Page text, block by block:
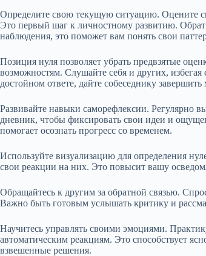
Определите свою текущую ситуацию. Оцените
Это первый шаг к личностному развитию.
наблюдения, это поможет вам понять свои
Позиция нуля позволяет убрать предвзятые
возможностям. Слушайте себя и других,
достойном ответе, дайте собеседнику завершить
Развивайте навыки саморефлексии. Регулярно
дневник, чтобы фиксировать свои идеи и
помогает осознать прогресс со временем.
Используйте визуализацию для определения
свои реакции на них. Это повысит вашу
Обращайтесь к другим за обратной связью.
Важно быть готовым услышать критику и
Научитесь управлять своими эмоциями.
автоматическим реакциям. Это способствует
взвешенные решения.